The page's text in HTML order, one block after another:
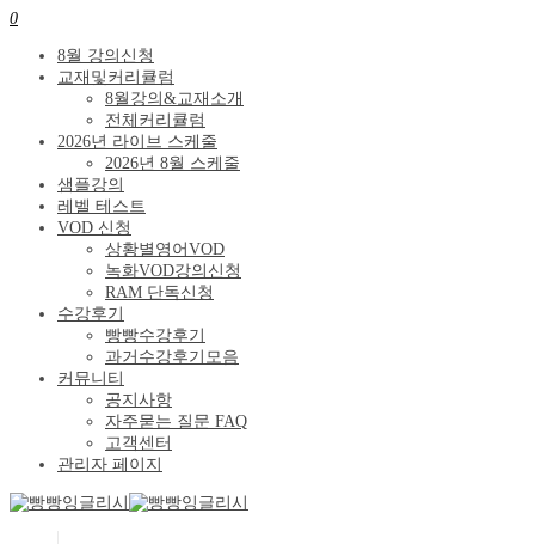
0
8월 강의신청
교재및커리큘럼
8월강의&교재소개
전체커리큘럼
2026년 라이브 스케줄
2026년 8월 스케줄
샘플강의
레벨 테스트
VOD 신청
상황별영어VOD
녹화VOD강의신청
RAM 단독신청
수강후기
빵빵수강후기
과거수강후기모음
커뮤니티
공지사항
자주묻는 질문 FAQ
고객센터
관리자 페이지